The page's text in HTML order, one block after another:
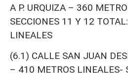
A P. URQUIZA – 360
SECCIONES 11 Y 12
LINEALES
(6.1) CALLE SAN JUAN
– 410 METROS LINEALES-